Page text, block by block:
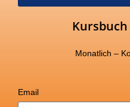
Monatlich –
Email